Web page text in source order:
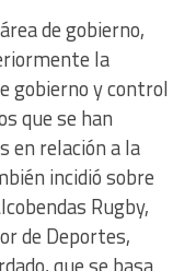
de gobierno,
la
gobierno y control
que se han
en relación a la
incidió sobre
Rugby,
de Deportes,